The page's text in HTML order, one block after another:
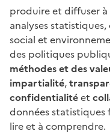
produire et diffuser
analyses
social et
des politiques
méthodes et des
impartialité,
confidentialitéet
données statistiques
lire et à comprendre.